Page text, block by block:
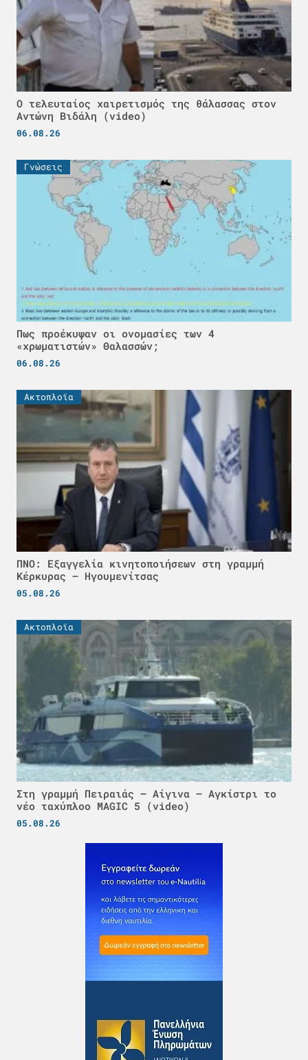
Ο τελευταίος χαιρετισμός της θάλασσας στον
Αντώνη Βιδάλη (video)
06.08.26
Γνώσεις
Πως προέκυψαν οι ονομασίες των 4
«χρωματιστών» Θαλασσών;
06.08.26
Ακτοπλοϊα
ΠΝΟ: Εξαγγελία κινητοποιήσεων στη γραμμή
Κέρκυρας – Ηγουμενίτσας
05.08.26
Ακτοπλοϊα
Στη γραμμή Πειραιάς – Αίγινα – Αγκίστρι το
νέο ταχύπλοο MAGIC 5 (video)
05.08.26